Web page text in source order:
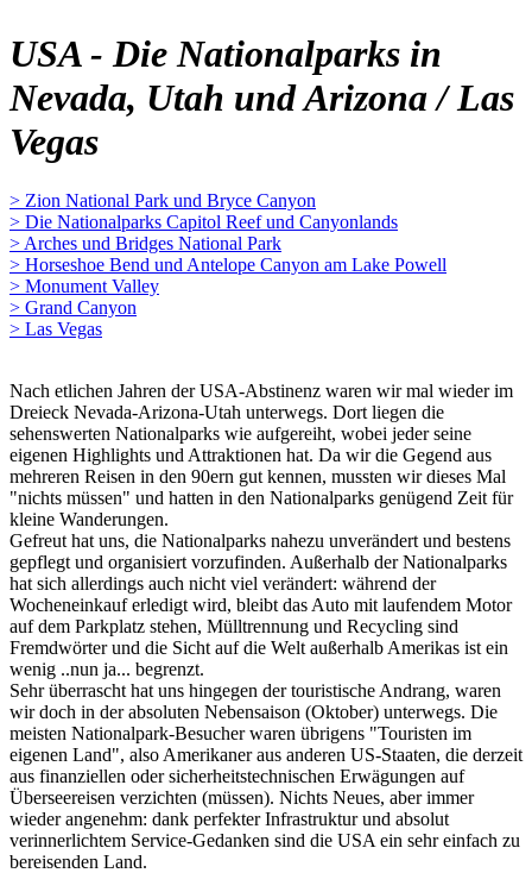
USA - Die Nationalparks in
Nevada, Utah und Arizona / Las
Vegas
> Zion National Park und Bryce Canyon
> Die Nationalparks Capitol Reef und Canyonlands
> Arches und Bridges National Park
> Horseshoe Bend und Antelope Canyon am Lake Powell
> Monument Valley
> Grand Canyon
> Las Vegas
Nach etlichen Jahren der USA-Abstinenz waren wir mal wieder im
Dreieck Nevada-Arizona-Utah unterwegs. Dort liegen die
sehenswerten Nationalparks wie aufgereiht, wobei jeder seine
eigenen Highlights und Attraktionen hat. Da wir die Gegend aus
mehreren Reisen in den 90ern gut kennen, mussten wir dieses Mal
"nichts müssen" und hatten in den Nationalparks genügend Zeit für
kleine Wanderungen.
Gefreut hat uns, die Nationalparks nahezu unverändert und bestens
gepflegt und organisiert vorzufinden. Außerhalb der Nationalparks
hat sich allerdings auch nicht viel verändert: während der
Wocheneinkauf erledigt wird, bleibt das Auto mit laufendem Motor
auf dem Parkplatz stehen, Mülltrennung und Recycling sind
Fremdwörter und die Sicht auf die Welt außerhalb Amerikas ist ein
wenig ..nun ja... begrenzt.
Sehr überrascht hat uns hingegen der touristische Andrang, waren
wir doch in der absoluten Nebensaison (Oktober) unterwegs. Die
meisten Nationalpark-Besucher waren übrigens "Touristen im
eigenen Land", also Amerikaner aus anderen US-Staaten, die derzeit
aus finanziellen oder sicherheitstechnischen Erwägungen auf
Überseereisen verzichten (müssen). Nichts Neues, aber immer
wieder angenehm: dank perfekter Infrastruktur und absolut
verinnerlichtem Service-Gedanken sind die USA ein sehr einfach zu
bereisenden Land.